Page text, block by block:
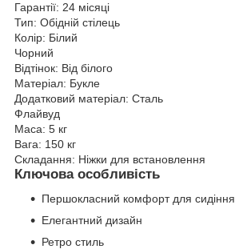
Гарантії: 24 місяці
Тип: Обідній стілець
Колір: Білий
Чорний
Відтінок: Від білого
Матеріал: Букле
Додатковий матеріал: Сталь
Флайвуд
Маса: 5 кг
Вага: 150 кг
Складання: Ніжки для встановлення
Ключова особливість
Першокласний комфорт для сидіння
Елегантний дизайн
Ретро стиль